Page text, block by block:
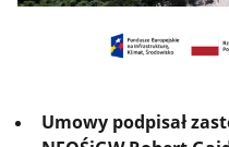
Umowy podpisał